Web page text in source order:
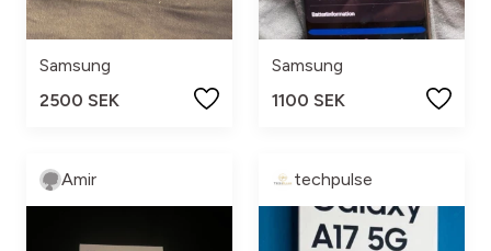
Samsung
2500 SEK
Samsung
1100 SEK
Amir techpulse